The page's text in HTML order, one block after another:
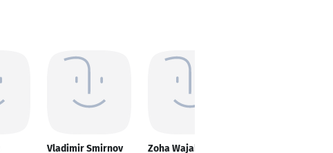
Vladimir Smirnov Zoha Wajahat